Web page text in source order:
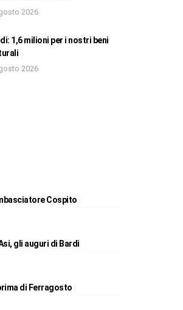
2026
1,6 milioni per i nostri beni
2026
Cospito
gli auguri di Bardi
di Ferragosto